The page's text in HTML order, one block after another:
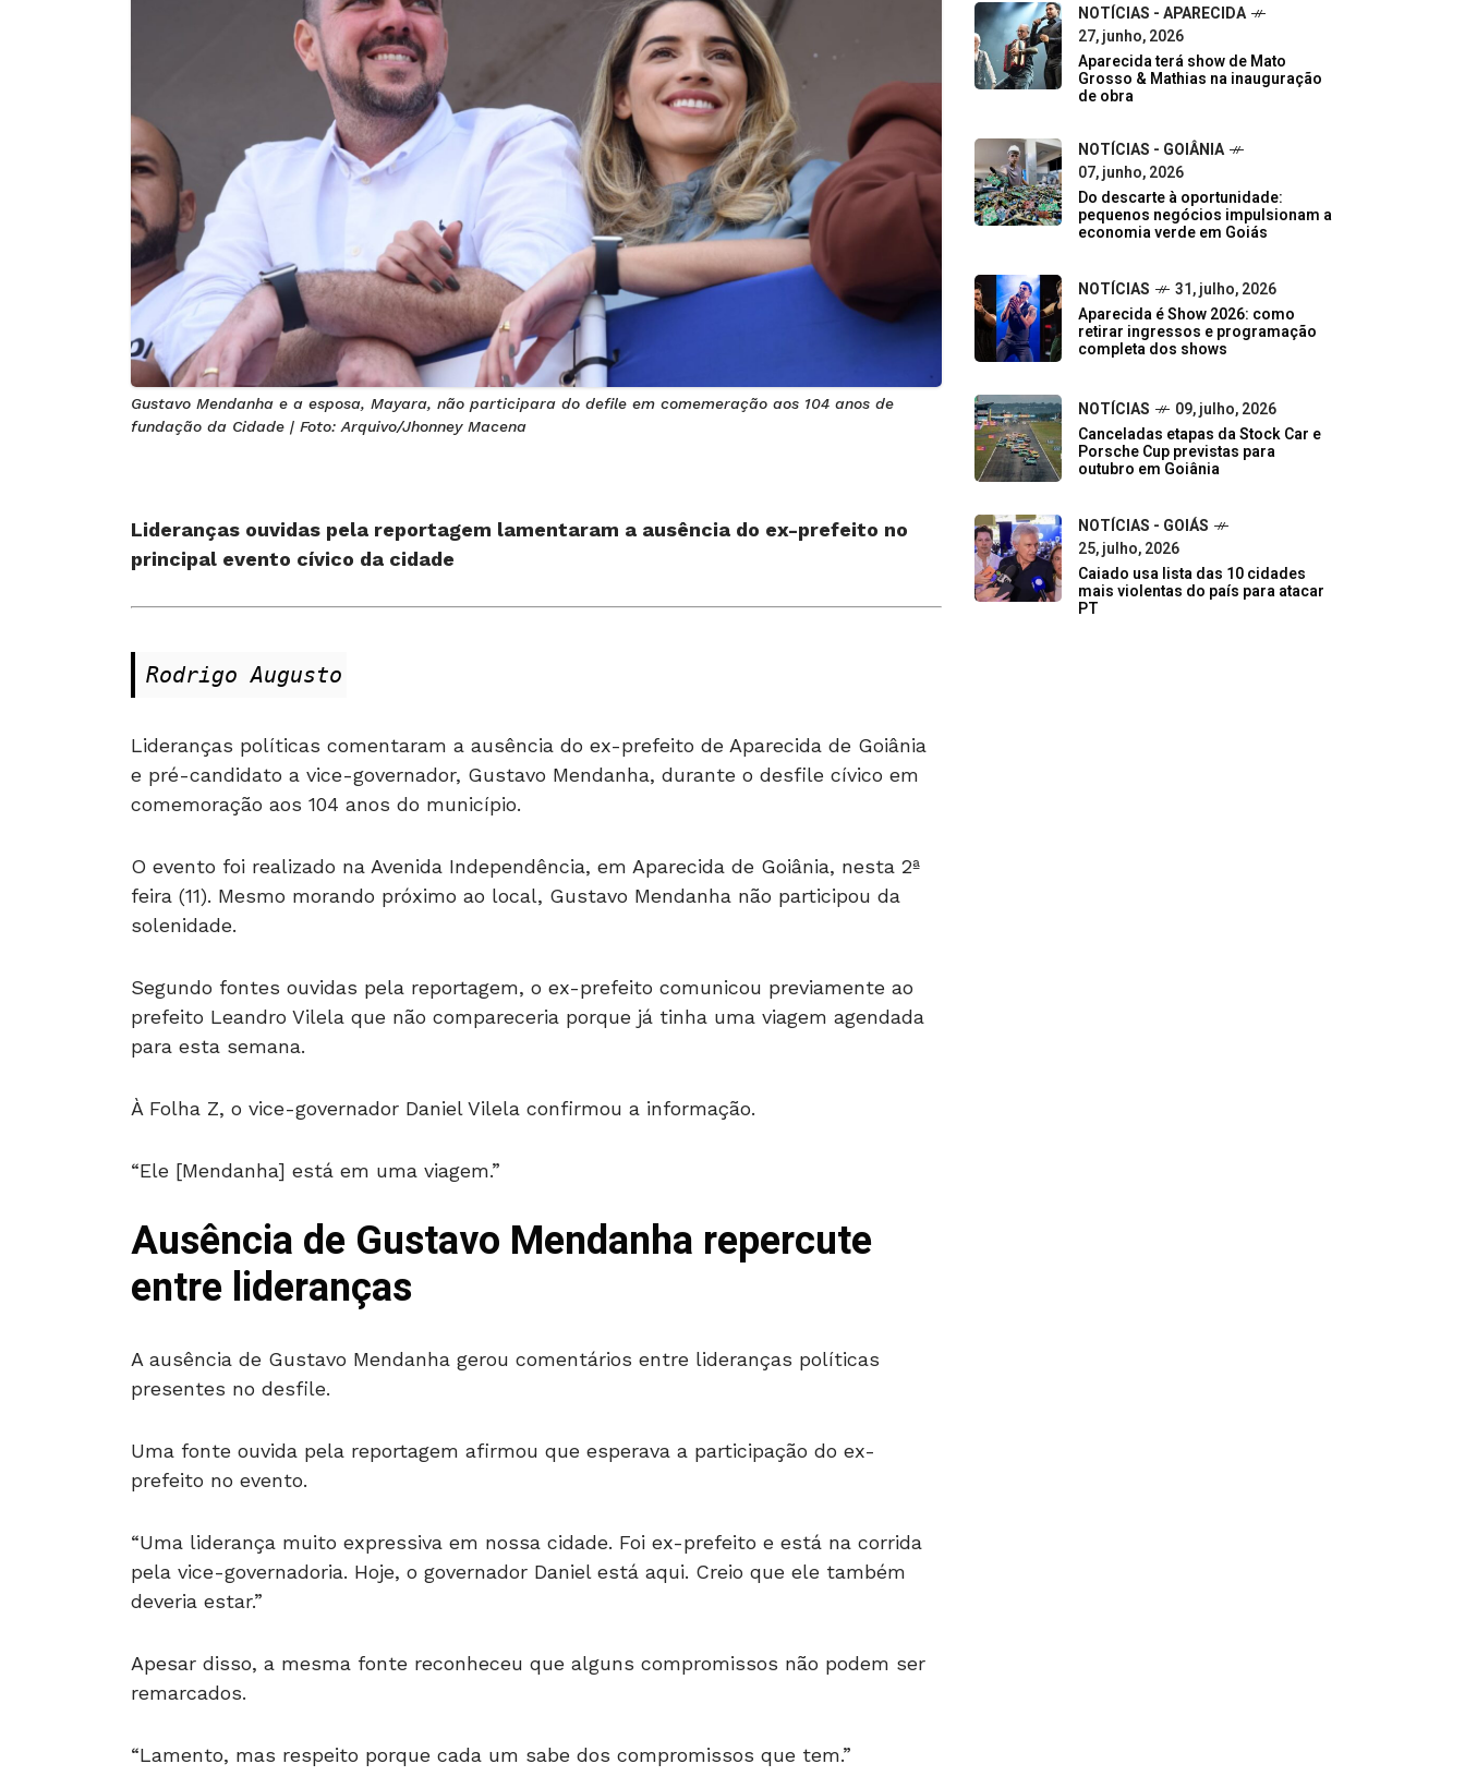
Gustavo Mendanha e a esposa, Mayara, não participara do defile em comemeração aos 104 anos de
fundação da Cidade | Foto: Arquivo/Jhonney Macena
Lideranças ouvidas pela reportagem lamentaram a ausência do ex-prefeito no
principal evento cívico da cidade
Rodrigo Augusto
Lideranças políticas comentaram a ausência do ex-prefeito de Aparecida de Goiânia
e pré-candidato a vice-governador, Gustavo Mendanha, durante o desfile cívico em
comemoração aos 104 anos do município.
O evento foi realizado na Avenida Independência, em Aparecida de Goiânia, nesta 2ª
feira (11). Mesmo morando próximo ao local, Gustavo Mendanha não participou da
solenidade.
Segundo fontes ouvidas pela reportagem, o ex-prefeito comunicou previamente ao
prefeito Leandro Vilela que não compareceria porque já tinha uma viagem agendada
para esta semana.
À Folha Z, o vice-governador Daniel Vilela confirmou a informação.
“Ele [Mendanha] está em uma viagem.”
Ausência de Gustavo Mendanha repercute
entre lideranças
A ausência de Gustavo Mendanha gerou comentários entre lideranças políticas
presentes no desfile.
Uma fonte ouvida pela reportagem afirmou que esperava a participação do ex-
prefeito no evento.
“Uma liderança muito expressiva em nossa cidade. Foi ex-prefeito e está na corrida
pela vice-governadoria. Hoje, o governador Daniel está aqui. Creio que ele também
deveria estar.”
Apesar disso, a mesma fonte reconheceu que alguns compromissos não podem ser
remarcados.
“Lamento, mas respeito porque cada um sabe dos compromissos que tem.”
NOTÍCIAS - APARECIDA
27, junho, 2026
Aparecida terá show de Mato
Grosso & Mathias na inauguração
de obra
NOTÍCIAS - GOIÂNIA
07, junho, 2026
Do descarte à oportunidade:
pequenos negócios impulsionam a
economia verde em Goiás
NOTÍCIAS
31, julho, 2026
Aparecida é Show 2026: como
retirar ingressos e programação
completa dos shows
NOTÍCIAS
09, julho, 2026
Canceladas etapas da Stock Car e
Porsche Cup previstas para
outubro em Goiânia
NOTÍCIAS - GOIÁS
25, julho, 2026
Caiado usa lista das 10 cidades
mais violentas do país para atacar
PT